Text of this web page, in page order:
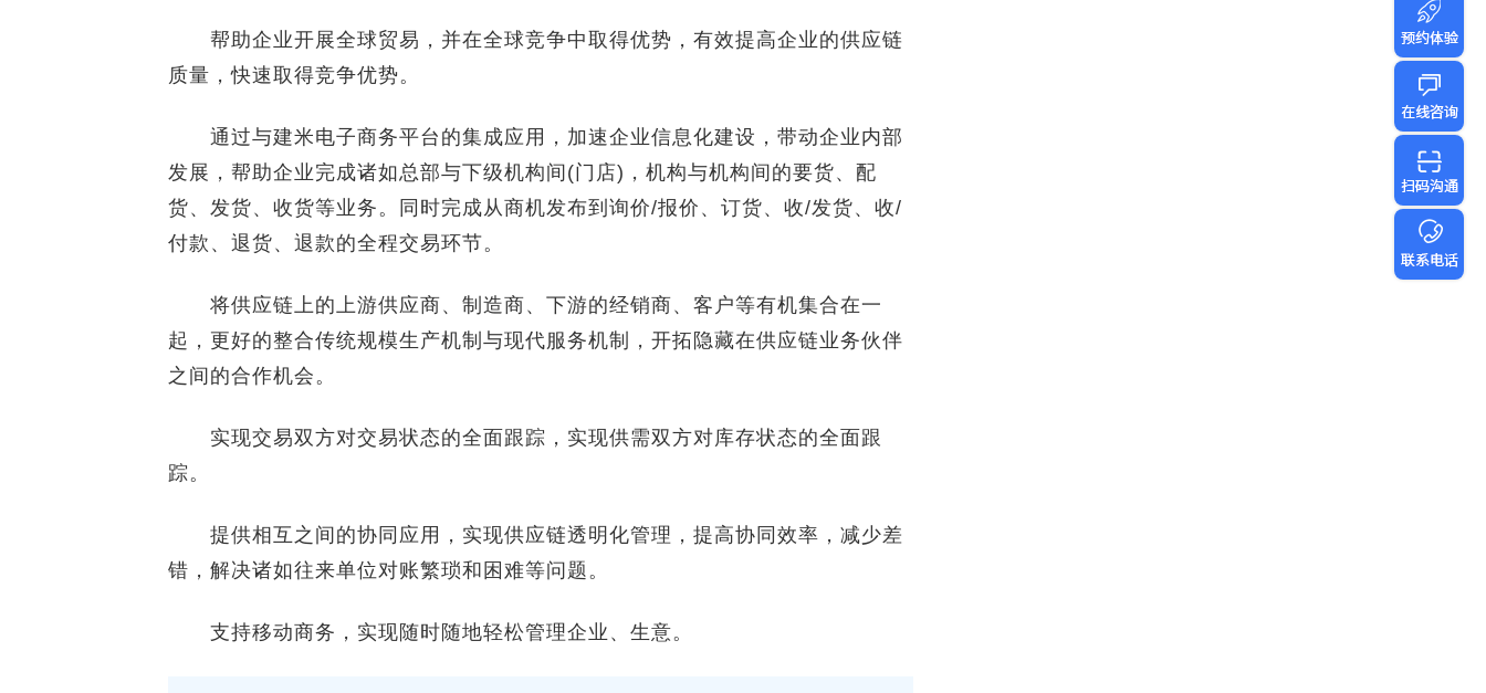
帮助企业开展全球贸易，并在全球竞争中取得优势，有效提高企业的供应链
质量，快速取得竞争优势。
通过与建米电子商务平台的集成应用，加速企业信息化建设，带动企业内部
发展，帮助企业完成诸如总部与下级机构间(门店)，机构与机构间的要货、配
货、发货、收货等业务。同时完成从商机发布到询价/报价、订货、收/发货、收/
付款、退货、退款的全程交易环节。
将供应链上的上游供应商、制造商、下游的经销商、客户等有机集合在一
起，更好的整合传统规模生产机制与现代服务机制，开拓隐藏在供应链业务伙伴
之间的合作机会。
实现交易双方对交易状态的全面跟踪，实现供需双方对库存状态的全面跟
踪。
提供相互之间的协同应用，实现供应链透明化管理，提高协同效率，减少差
错，解决诸如往来单位对账繁琐和困难等问题。
支持移动商务，实现随时随地轻松管理企业、生意。